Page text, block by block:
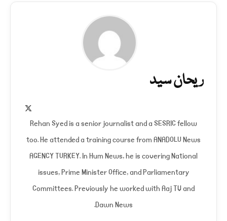
ریحان سید
Rehan Syed is a senior journalist and a SESRIC fellow
too. He attended a training course from ANADOLU News
AGENCY TURKEY. In Hum News, he is covering National
issues, Prime Minister Office, and Parliamentary
Committees. Previously he worked with Aaj TV and
Dawn News.